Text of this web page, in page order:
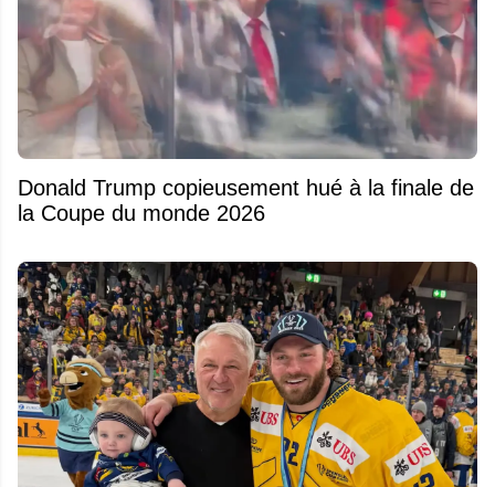
Donald Trump copieusement hué à la finale de
la Coupe du monde 2026